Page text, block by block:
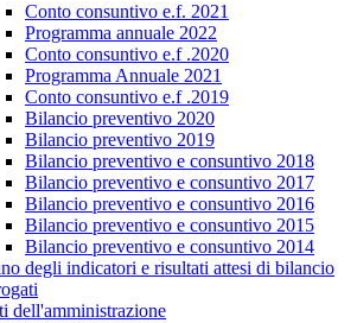
Conto consuntivo e.f. 2021
Programma annuale 2022
Conto consuntivo e.f .2020
Programma Annuale 2021
Conto consuntivo e.f .2019
Bilancio preventivo 2020
Bilancio preventivo 2019
Bilancio preventivo e consuntivo 2018
Bilancio preventivo e consuntivo 2017
Bilancio preventivo e consuntivo 2016
Bilancio preventivo e consuntivo 2015
Bilancio preventivo e consuntivo 2014
degli indicatori e risultati attesi di bilancio
dell'amministrazione